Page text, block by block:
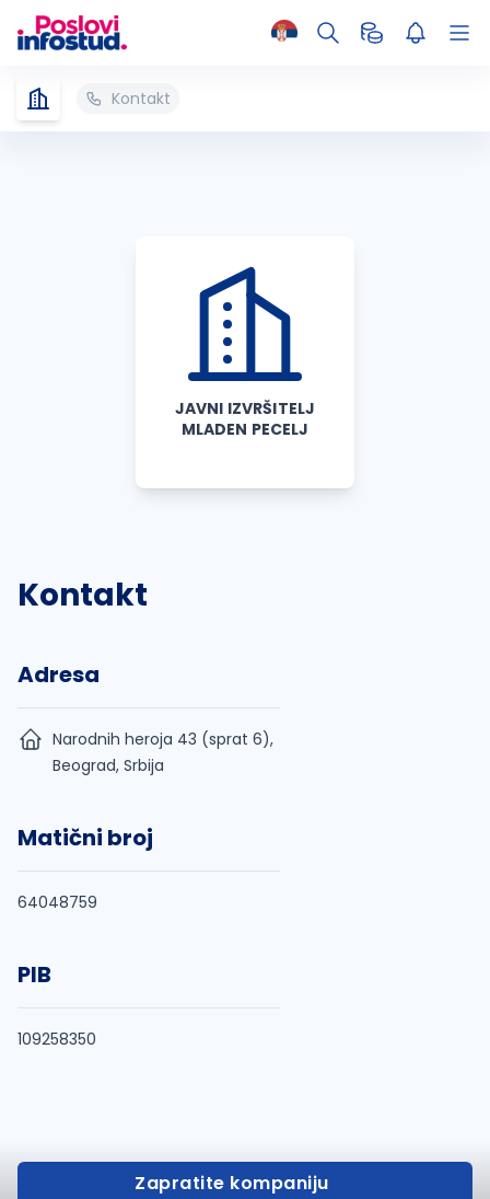
Kontakt
JAVNI IZVRŠITELJ
MLADEN PECELJ
Kontakt
Adresa
Narodnih heroja 43 (sprat 6),
Beograd, Srbija
Matični broj
64048759
PIB
109258350
Zapratite kompaniju